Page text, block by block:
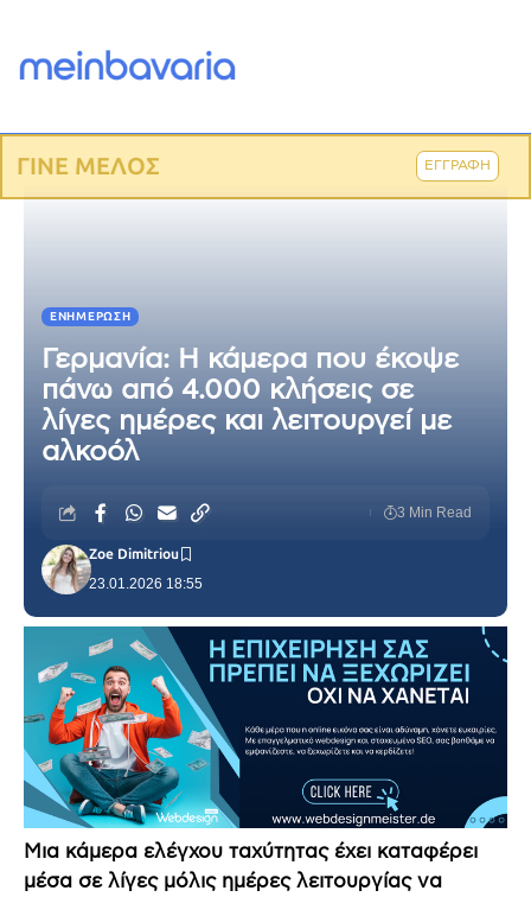
ΓΙΝΕ ΜΕΛΟΣ ΕΓΓΡΑΦΗ
ΕΝΗΜΈΡΩΣΗ
Γερμανία: Η κάμερα που έκοψε
πάνω από 4.000 κλήσεις σε
λίγες ημέρες και λειτουργεί με
αλκοόλ
23.01.2026 18:55
Zoe Dimitriou
3 Min Read
Μια κάμερα ελέγχου ταχύτητας έχει καταφέρει
μέσα σε λίγες μόλις ημέρες λειτουργίας να